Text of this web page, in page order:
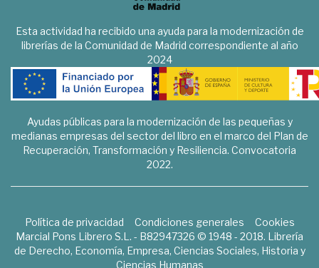
Esta actividad ha recibido una ayuda para la modernización de
librerías de la Comunidad de Madrid correspondiente al año
2024
Ayudas públicas para la modernización de las pequeñas y
medianas empresas del sector del libro en el marco del Plan de
Recuperación, Transformación y Resiliencia. Convocatoria
2022.
Política de privacidad Condiciones generales
Cookies
Marcial Pons Librero S.L. - B82947326 © 1948 - 2018. Librería
de Derecho, Economía, Empresa, Ciencias Sociales, Historia y
Ciencias Humanas